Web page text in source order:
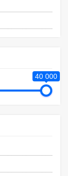
40 000